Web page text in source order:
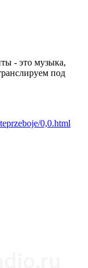
- это музыка,
под
0,0.html